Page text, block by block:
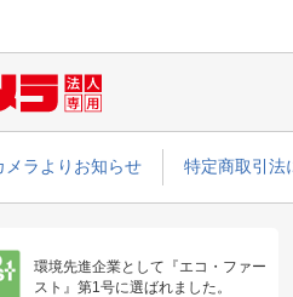
メラよりお知らせ 特定商取引法
環境先進企業として『エコ・ファー
スト』第1号に選ばれました。